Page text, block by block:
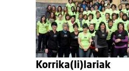
Korrika(li)lariak